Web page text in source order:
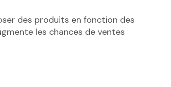
des produits en fonction des
les chances de ventes